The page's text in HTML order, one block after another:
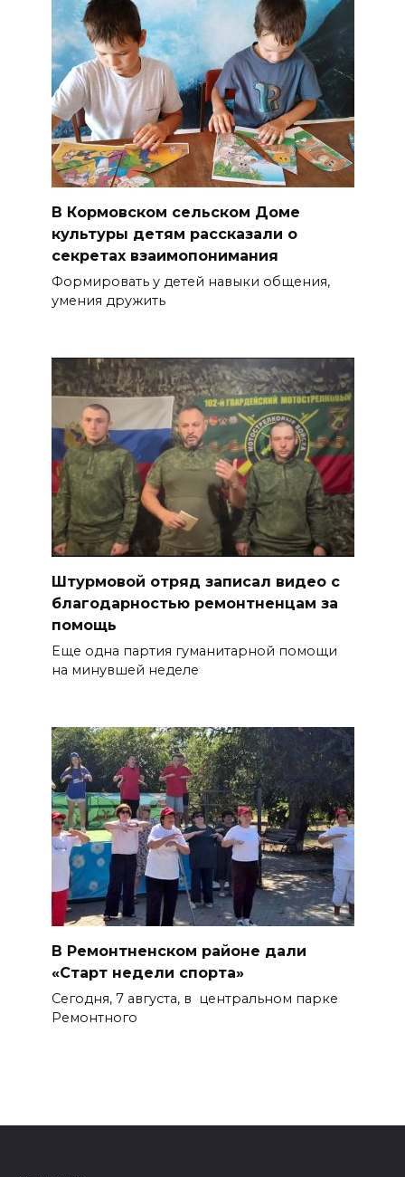
В Кормовском сельском Доме
культуры детям рассказали о
секретах взаимопонимания
Формировать у детей навыки общения,
умения дружить
Штурмовой отряд записал видео с
благодарностью ремонтненцам за
помощь
Еще одна партия гуманитарной помощи
на минувшей неделе
В Ремонтненском районе дали
«Старт недели спорта»
Сегодня, 7 августа, в центральном парке
Ремонтного